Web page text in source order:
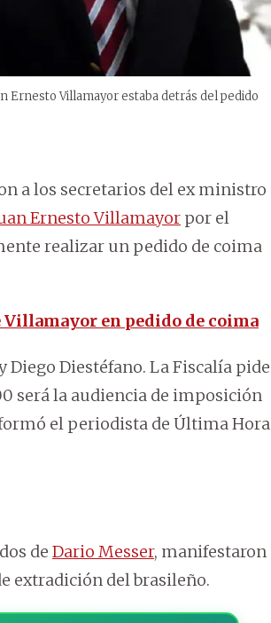
Ernesto Villamayor estaba detrás del pedido
a los secretarios del ex ministro
Ernesto Villamayor por el
realizar un pedido de coima
Villamayor en pedido de coima
Diego Diestéfano. La Fiscalía pide
será la audiencia de imposición
el periodista de Última Hora
de Dario Messer, manifestaron
extradición del brasileño.